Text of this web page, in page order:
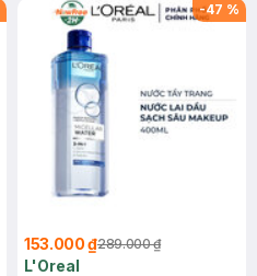
-47 %
153.000 ₫289.000 ₫
L'Oreal